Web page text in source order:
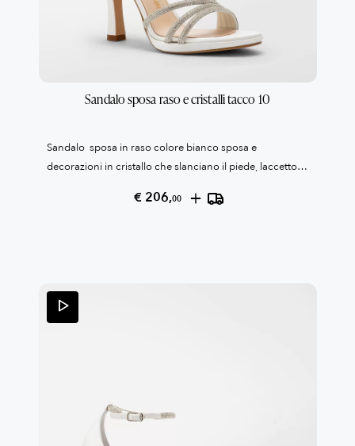
Sandalo sposa raso e cristalli tacco 10
Sandalo sposa in raso colore bianco sposa e
decorazioni in cristallo che slanciano il piede, laccetto
antiscivolo.Tacco cm. 10Collezione Patrizia
€ 206,00 +